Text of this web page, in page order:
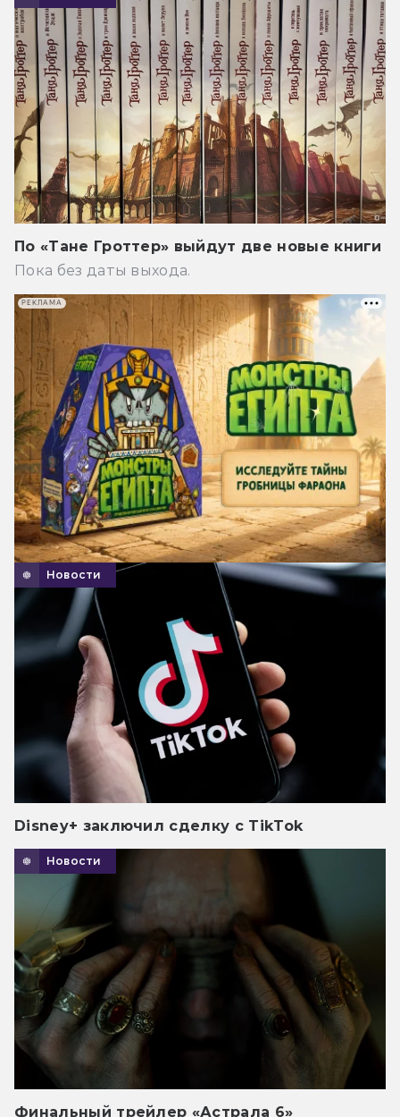
По «Тане Гроттер» выйдут две новые книги
Пока без даты выхода.
Новости
Disney+ заключил сделку с TikTok
Новости
Финальный трейлер «Астрала 6»
РЕКЛАМА